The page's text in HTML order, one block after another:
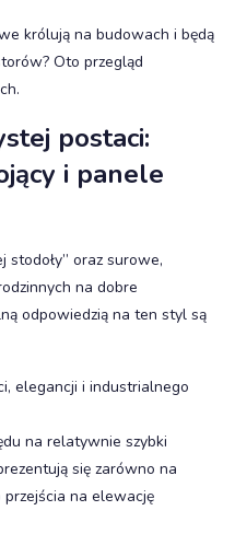
królują na budowach i będą
Oto przegląd
postaci:
i panele
oraz surowe,
na dobre
odpowiedzią na ten styl są
elegancji i industrialnego
na relatywnie szybki
się zarówno na
przejścia na elewację